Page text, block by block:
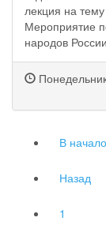
лекция на
Мероприятие
народов
В начало
Назад
1